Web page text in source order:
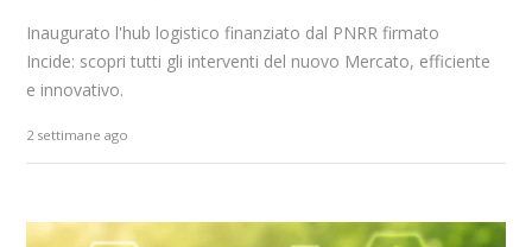
Inaugurato l'hub logistico finanziato dal PNRR firmato
Incide: scopri tutti gli interventi del nuovo Mercato, efficiente
e innovativo.
2 settimane ago